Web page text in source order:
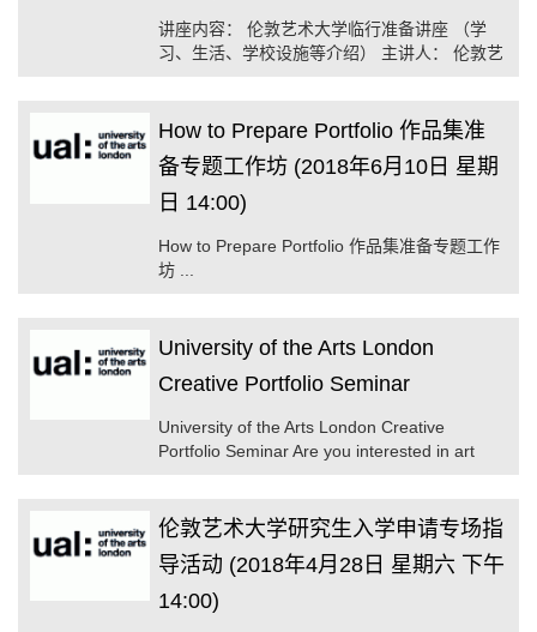
讲座内容： 伦敦艺术大学临行准备讲座 （学
习、生活、学校设施等介绍） 主讲人： 伦敦艺
How to Prepare Portfolio 作品集准
备专题工作坊 (2018年6月10日 星期
日 14:00)
How to Prepare Portfolio 作品集准备专题工作
坊 ...
University of the Arts London
Creative Portfolio Seminar
University of the Arts London Creative
Portfolio Seminar Are you interested in art
伦敦艺术大学研究生入学申请专场指
导活动 (2018年4月28日 星期六 下午
14:00)